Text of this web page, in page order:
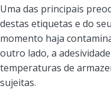
Uma das principais
destas etiquetas e do
momento haja
outro lado, a
temperaturas de
sujeitas.